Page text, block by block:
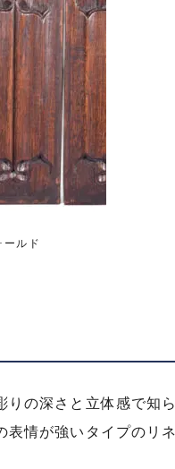
ールド
りの深さと立体感で知
表情が強いタイプのリ